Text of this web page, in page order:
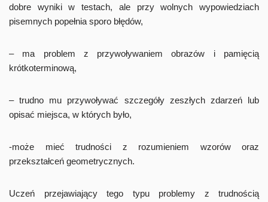
dobre wyniki w testach, ale przy wolnych wypowiedziach
pisemnych popełnia sporo błędów,
– ma problem z przywoływaniem obrazów i pamięcią
krótkoterminową,
– trudno mu przywoływać szczegóły zeszłych zdarzeń lub
opisać miejsca, w których było,
-może mieć trudności z rozumieniem wzorów oraz
przekształceń geometrycznych.
Uczeń przejawiający tego typu problemy z trudnością